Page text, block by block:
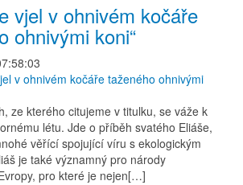
vjel v ohnivém kočáře
ohnivými koni“
ze kterého citujeme v titulku, se váže k
létu. Jde o příběh svatého Eliáše,
věřící spojující víru s ekologickým
je také významný pro národy
pro které je nejen[…]